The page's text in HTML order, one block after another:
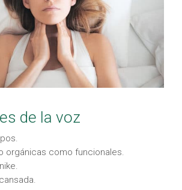
de la voz
orgánicas como funcionales.